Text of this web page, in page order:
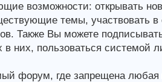
возможности: открывать
темы, участвовать в
Также Вы можете
них, пользоваться системой
форум, где запрещена любая